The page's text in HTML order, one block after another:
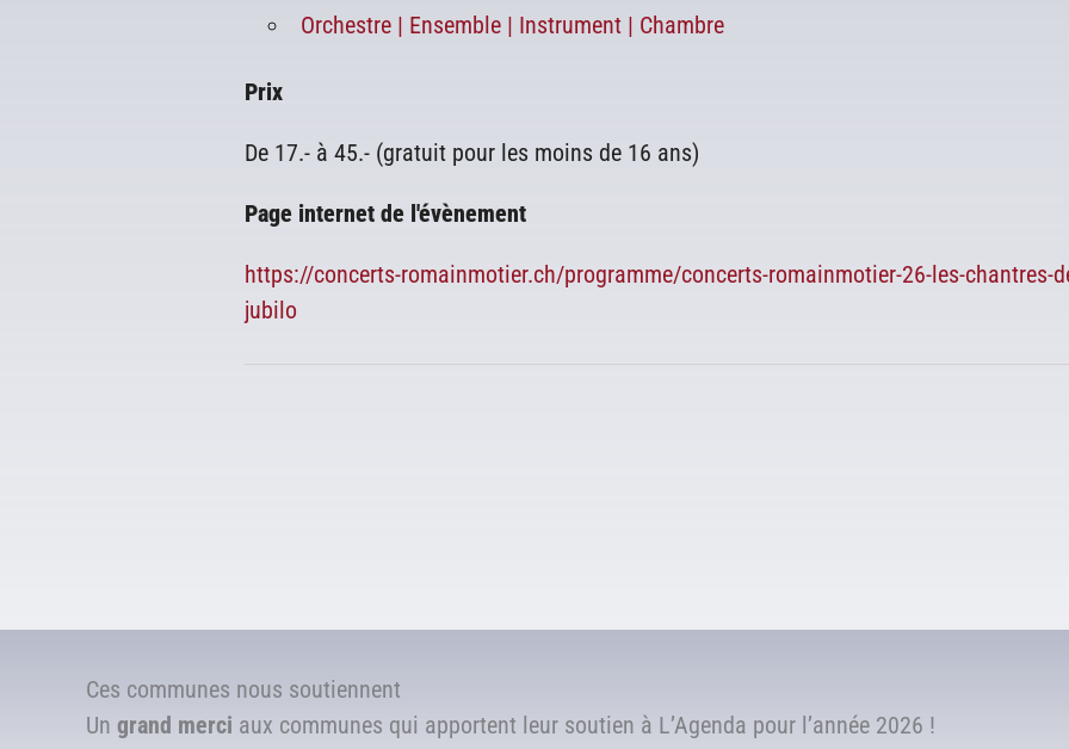
Orchestre | Ensemble | Instrument | Chambre
Prix
De 17.- à 45.- (gratuit pour les moins de 16 ans)
Page internet de l'évènement
https://concerts-romainmotier.ch/programme/concerts-romainmotier-26-les-chantres-
jubilo
Ces communes nous soutiennent
Un grand merci aux communes qui apportent leur soutien à L’Agenda pour l’année 2026 !